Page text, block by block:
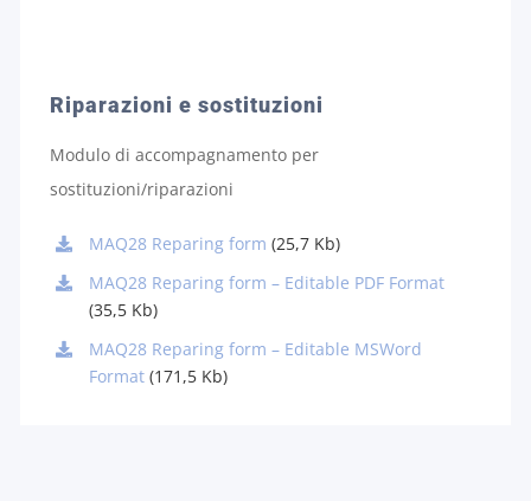
Riparazioni e sostituzioni
Modulo di accompagnamento per
sostituzioni/riparazioni
MAQ28 Reparing form (25,7 Kb)
MAQ28 Reparing form – Editable PDF Format
(35,5 Kb)
MAQ28 Reparing form – Editable MSWord
Format (171,5 Kb)